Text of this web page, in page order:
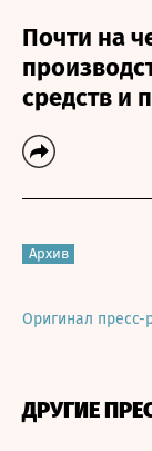
Почти на
средств и
Архив
Оригинал пресс-
ДРУГИЕ